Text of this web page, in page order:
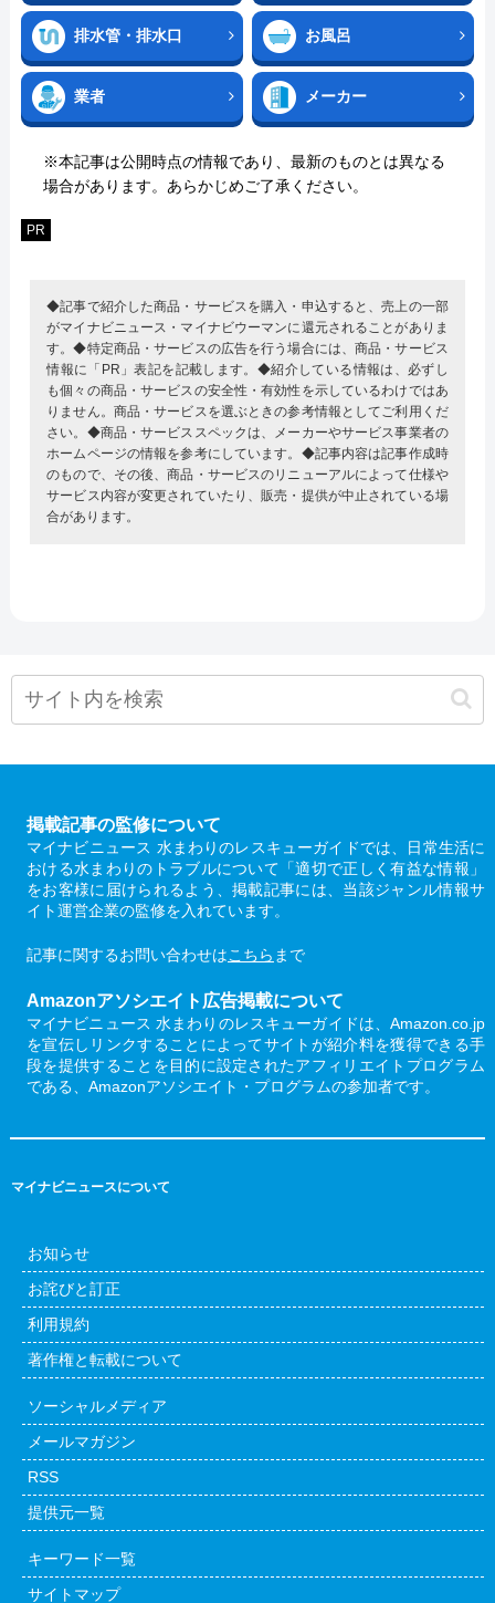
排水管・排水口 お風呂
業者 メーカー
※本記事は公開時点の情報であり、最新のものとは異なる
場合があります。あらかじめご了承ください。
PR
◆記事で紹介した商品・サービスを購入・申込すると、売上の一部
がマイナビニュース・マイナビウーマンに還元されることがありま
す。◆特定商品・サービスの広告を行う場合には、商品・サービス
情報に「PR」表記を記載します。◆紹介している情報は、必ずし
も個々の商品・サービスの安全性・有効性を示しているわけではあ
りません。商品・サービスを選ぶときの参考情報としてご利用くだ
さい。◆商品・サービススペックは、メーカーやサービス事業者の
ホームページの情報を参考にしています。◆記事内容は記事作成時
のもので、その後、商品・サービスのリニューアルによって仕様や
サービス内容が変更されていたり、販売・提供が中止されている場
合があります。
掲載記事の監修について
マイナビニュース 水まわりのレスキューガイドでは、日常生活に
おける水まわりのトラブルについて「適切で正しく有益な情報」
をお客様に届けられるよう、掲載記事には、当該ジャンル情報サ
イト運営企業の監修を入れています。
記事に関するお問い合わせはこちら まで
Amazonアソシエイト広告掲載について
マイナビニュース 水まわりのレスキューガイドは、Amazon.co.jp
を宣伝しリンクすることによってサイトが紹介料を獲得できる手
段を提供することを目的に設定されたアフィリエイトプログラム
である、Amazonアソシエイト・プログラムの参加者です。
マイナビニュースについて
お知らせ
お詫びと訂正
利用規約
著作権と転載について
ソーシャルメディア
メールマガジン
RSS
提供元一覧
キーワード一覧
サイトマップ